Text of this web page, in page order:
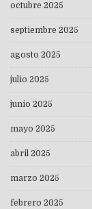
octubre 2025
septiembre 2025
agosto 2025
julio 2025
junio 2025
mayo 2025
abril 2025
marzo 2025
febrero 2025